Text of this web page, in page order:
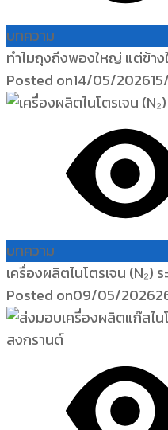
บทความ
ทำไมถุงถึงพองใหญ่ แต่ข้า
Posted on14/05/2026
บทความ
เครื่องผลิตไนโตรเจน (N₂) ร
Posted on09/05/2026